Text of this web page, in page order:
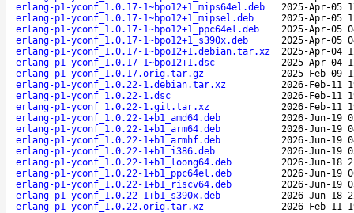
erlang-p1-yconf_1.0.17-1~bpo12+1_mips64el.deb
2025-Apr-05
erlang-p1-yconf_1.0.17-1~bpo12+1_mipsel.deb
2025-Apr-05
erlang-p1-yconf_1.0.17-1~bpo12+1_ppc64el.deb
2025-Apr-05
erlang-p1-yconf_1.0.17-1~bpo12+1_s390x.deb
2025-Apr-05
erlang-p1-yconf_1.0.17-1~bpo12+1.debian.tar.xz
2025-Apr-04
erlang-p1-yconf_1.0.17-1~bpo12+1.dsc
2025-Apr-04
erlang-p1-yconf_1.0.17.orig.tar.gz
2025-Feb-09
erlang-p1-yconf_1.0.22-1.debian.tar.xz
2026-Feb-11
erlang-p1-yconf_1.0.22-1.dsc
2026-Feb-11
erlang-p1-yconf_1.0.22-1.git.tar.xz
2026-Feb-11
erlang-p1-yconf_1.0.22-1+b1_amd64.deb
2026-Jun-19
erlang-p1-yconf_1.0.22-1+b1_arm64.deb
2026-Jun-19
erlang-p1-yconf_1.0.22-1+b1_armhf.deb
2026-Jun-19
erlang-p1-yconf_1.0.22-1+b1_i386.deb
2026-Jun-19
erlang-p1-yconf_1.0.22-1+b1_loong64.deb
2026-Jun-18
erlang-p1-yconf_1.0.22-1+b1_ppc64el.deb
2026-Jun-19
erlang-p1-yconf_1.0.22-1+b1_riscv64.deb
2026-Jun-19
erlang-p1-yconf_1.0.22-1+b1_s390x.deb
2026-Jun-18
erlang-p1-yconf_1.0.22.orig.tar.xz
2026-Feb-11